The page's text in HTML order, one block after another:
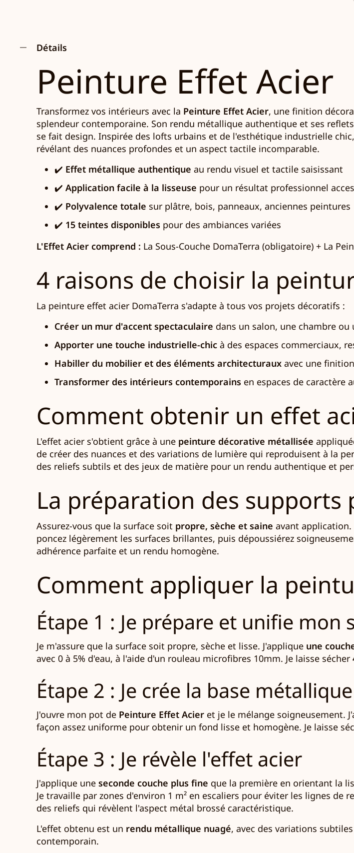
Détails
Peinture Effet Acier
Transformez vos intérieurs avec la Peinture Effet Acier, une finition
splendeur contemporaine. Son rendu métallique authentique et ses
se fait design. Inspirée des lofts urbains et de l'esthétique industrielle
révélant des nuances profondes et un aspect tactile incomparable.
✔️ Effet métallique authentique au rendu visuel et tactile saisissant
✔️ Application facile à la lisseuse pour un résultat professionnel
✔️ Polyvalence totale sur plâtre, bois, panneaux, anciennes peintures
✔️ 15 teintes disponibles pour des ambiances variées
L'Effet Acier comprend : La Sous-Couche DomaTerra (obligatoire) + La
4 raisons de choisir la
La peinture effet acier DomaTerra s'adapte à tous vos projets décoratifs :
Créer un mur d'accent spectaculaire dans un salon, une chambre ou
Apporter une touche industrielle-chic à des espaces commerciaux,
Habiller du mobilier et des éléments architecturaux avec une
Transformer des intérieurs contemporains en espaces de caractère
Comment obtenir un effet
L'effet acier s'obtient grâce à une peinture décorative métallisée
de créer des nuances et des variations de lumière qui reproduisent à la
des reliefs subtils et des jeux de matière pour un rendu authentique et
La préparation des
Assurez-vous que la surface soit propre, sèche et saine avant application.
poncez légèrement les surfaces brillantes, puis dépoussiérez
adhérence parfaite et un rendu homogène.
Comment appliquer la
Étape 1 : Je prépare et unifie mon
Je m'assure que la surface soit propre, sèche et lisse. J'applique une
avec 0 à 5% d'eau, à l'aide d'un rouleau microfibres 10mm. Je laisse sécher
Étape 2 : Je crée la base métallique
J'ouvre mon pot de Peinture Effet Acier et je le mélange soigneusement.
façon assez uniforme pour obtenir un fond lisse et homogène. Je laisse
Étape 3 : Je révèle l'effet acier
J'applique une seconde couche plus fine que la première en orientant la
Je travaille par zones d'environ 1 m² en escaliers pour éviter les lignes
des reliefs qui révèlent l'aspect métal brossé caractéristique.
L'effet obtenu est un rendu métallique nuagé, avec des variations
contemporain.